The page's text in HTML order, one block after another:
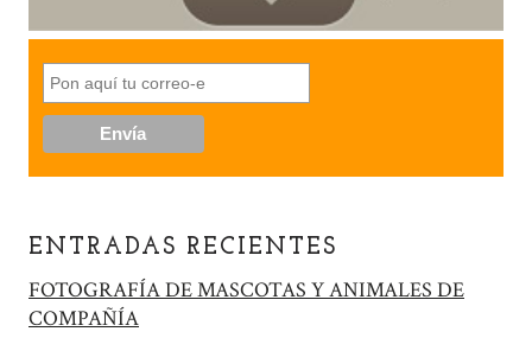
ENTRADAS RECIENTES
FOTOGRAFÍA DE MASCOTAS Y ANIMALES DE
COMPAÑÍA